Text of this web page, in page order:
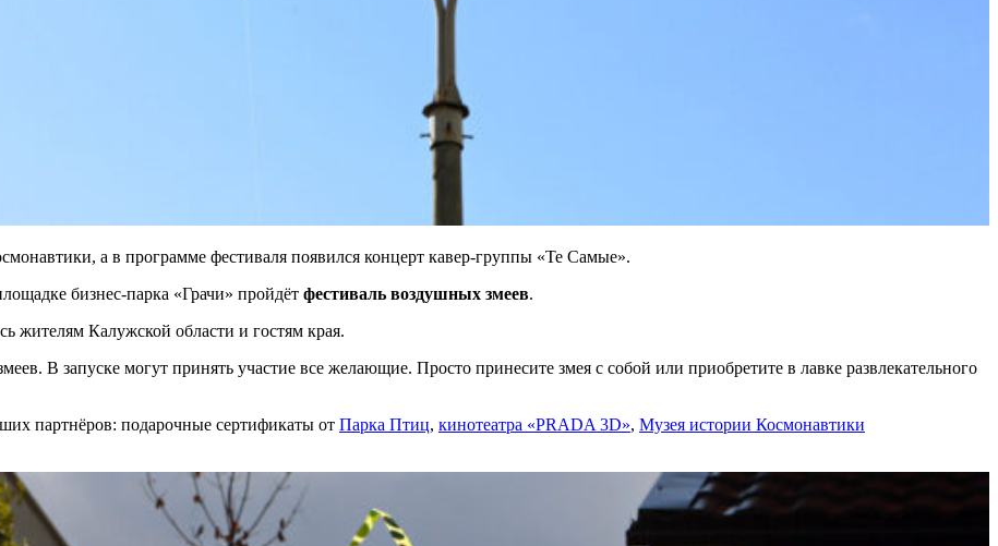
а в программе фестиваля появился концерт кавер-группы «Те Самые».
бизнес-парка «Грачи» пройдёт фестиваль воздушных змеев.
жителям Калужской области и гостям края.
В запуске могут принять участие все желающие. Просто принесите змея с собой или приобретите в лавке развлекательного
партнёров: подарочные сертификаты от Парка Птиц, кинотеатра «PRADA 3D», Музея истории Космонавтики